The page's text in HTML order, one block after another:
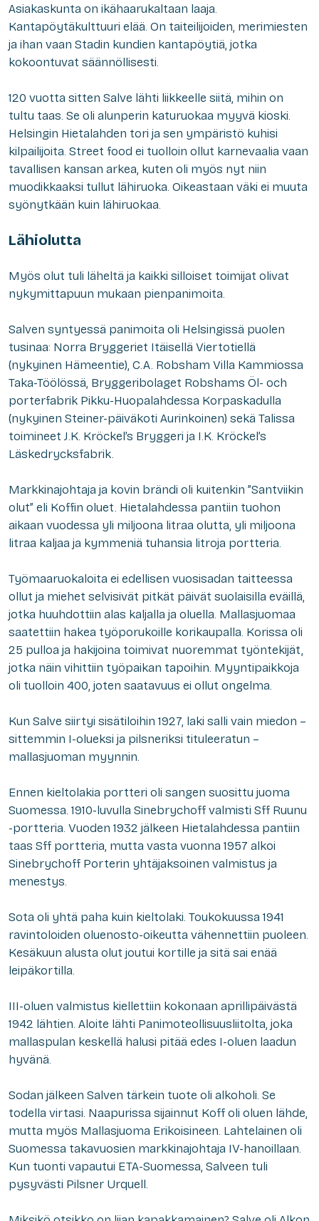
Asiakaskunta on ikähaarukaltaan laaja.
Kantapöytäkulttuuri elää. On taiteilijoiden, merimiesten
ja ihan vaan Stadin kundien kantapöytiä, jotka
kokoontuvat säännöllisesti.
120 vuotta sitten Salve lähti liikkeelle siitä, mihin on
tultu taas. Se oli alunperin katuruokaa myyvä kioski.
Helsingin Hietalahden tori ja sen ympäristö kuhisi
kilpailijoita. Street food ei tuolloin ollut karnevaalia vaan
tavallisen kansan arkea, kuten oli myös nyt niin
muodikkaaksi tullut lähiruoka. Oikeastaan väki ei muuta
syönytkään kuin lähiruokaa.
Lähiolutta
Myös olut tuli läheltä ja kaikki silloiset toimijat olivat
nykymittapuun mukaan pienpanimoita.
Salven syntyessä panimoita oli Helsingissä puolen
tusinaa: Norra Bryggeriet Itäisellä Viertotiellä
(nykyinen Hämeentie), C.A. Robsham Villa Kammiossa
Taka-Töölössä, Bryggeribolaget Robshams Öl- och
porterfabrik Pikku-Huopalahdessa Korpaskadulla
(nykyinen Steiner-päiväkoti Aurinkoinen) sekä Talissa
toimineet J.K. Kröckel’s Bryggeri ja I.K. Kröckel’s
Läskedrycksfabrik.
Markkinajohtaja ja kovin brändi oli kuitenkin ”Santviikin
olut” eli Koffin oluet. Hietalahdessa pantiin tuohon
aikaan vuodessa yli miljoona litraa olutta, yli miljoona
litraa kaljaa ja kymmeniä tuhansia litroja portteria.
Työmaaruokaloita ei edellisen vuosisadan taitteessa
ollut ja miehet selvisivät pitkät päivät suolaisilla eväillä,
jotka huuhdottiin alas kaljalla ja oluella. Mallasjuomaa
saatettiin hakea työporukoille korikaupalla. Korissa oli
25 pulloa ja hakijoina toimivat nuoremmat työntekijät,
jotka näin vihittiin työpaikan tapoihin. Myyntipaikkoja
oli tuolloin 400, joten saatavuus ei ollut ongelma.
Kun Salve siirtyi sisätiloihin 1927, laki salli vain miedon –
sittemmin I-olueksi ja pilsneriksi tituleeratun –
mallasjuoman myynnin.
Ennen kieltolakia portteri oli sangen suosittu juoma
Suomessa. 1910-luvulla Sinebrychoff valmisti Sff Ruunu
-portteria. Vuoden 1932 jälkeen Hietalahdessa pantiin
taas Sff portteria, mutta vasta vuonna 1957 alkoi
Sinebrychoff Porterin yhtäjaksoinen valmistus ja
menestys.
Sota oli yhtä paha kuin kieltolaki. Toukokuussa 1941
ravintoloiden oluenosto-oikeutta vähennettiin puoleen.
Kesäkuun alusta olut joutui kortille ja sitä sai enää
leipäkortilla.
III-oluen valmistus kiellettiin kokonaan aprillipäivästä
1942 lähtien. Aloite lähti Panimoteollisuusliitolta, joka
mallaspulan keskellä halusi pitää edes I-oluen laadun
hyvänä.
Sodan jälkeen Salven tärkein tuote oli alkoholi. Se
todella virtasi. Naapurissa sijainnut Koff oli oluen lähde,
mutta myös Mallasjuoma Erikoisineen. Lahtelainen oli
Suomessa takavuosien markkinajohtaja IV-hanoillaan.
Kun tuonti vapautui ETA-Suomessa, Salveen tuli
pysyvästi Pilsner Urquell.